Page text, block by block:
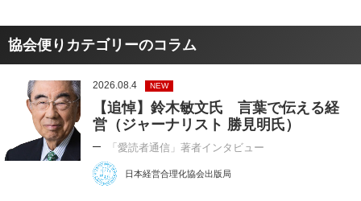
協会便りカテゴリーのコラム
2026.08.4 NEW
【追悼】鈴木敏文氏 言葉で伝える経
営（ジャーナリスト 勝見明氏）
「愛読者通信」著者インタビュー
日本経営合理化協会出版局